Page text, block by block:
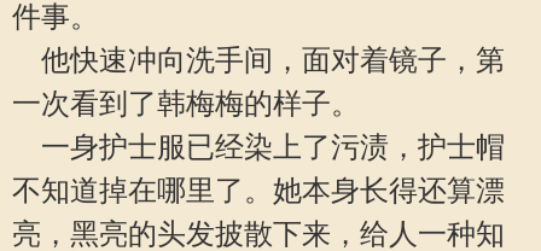
件事。
他快速冲向洗手间，面对着镜子，第
一次看到了韩梅梅的样子。
一身护士服已经染上了污渍，护士帽
不知道掉在哪里了。她本身长得还算漂
亮，黑亮的头发披散下来，给人一种知